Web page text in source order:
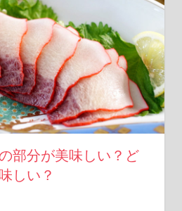
部分が美味しい？ど
しい？